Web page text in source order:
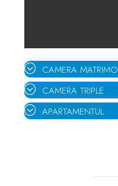
CAMERA
CAMERA TRIPLE
APARTAMENTUL